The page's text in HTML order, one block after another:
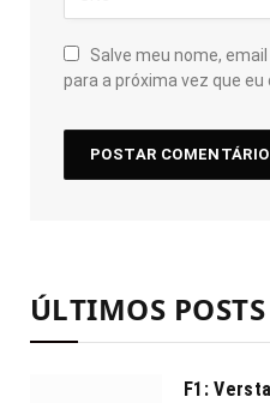
Salve meu nome,
para a próxima vez que eu
ÚLTIMOS POSTS
F1: